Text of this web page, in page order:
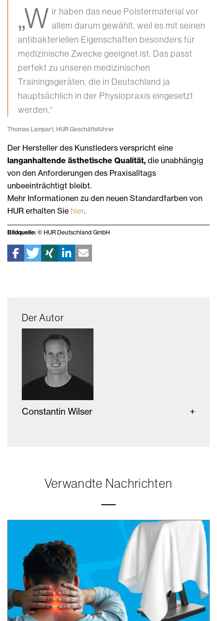
„W ir haben das neue Polstermaterial vor
allem darum gewählt, weil es mit seinen
antibakteriellen Eigenschaften besonders für
medizinische Zwecke geeignet ist. Das passt
perfekt zu unseren medizinischen
Trainingsgeräten, die in Deutschland ja
hauptsächlich in der Physiopraxis eingesetzt
werden.“
Thomas Lampart, HUR Geschäftsführer
Der Hersteller des Kunstleders verspricht eine
langanhaltende ästhetische Qualität, die unabhängig
von den Anforderungen des Praxisalltags
unbeeinträchtigt bleibt.
Mehr Informationen zu den neuen Standardfarben von
HUR erhalten Sie hier.
Bildquelle: © HUR Deutschland GmbH
Der Autor
Constantin Wilser
Verwandte Nachrichten